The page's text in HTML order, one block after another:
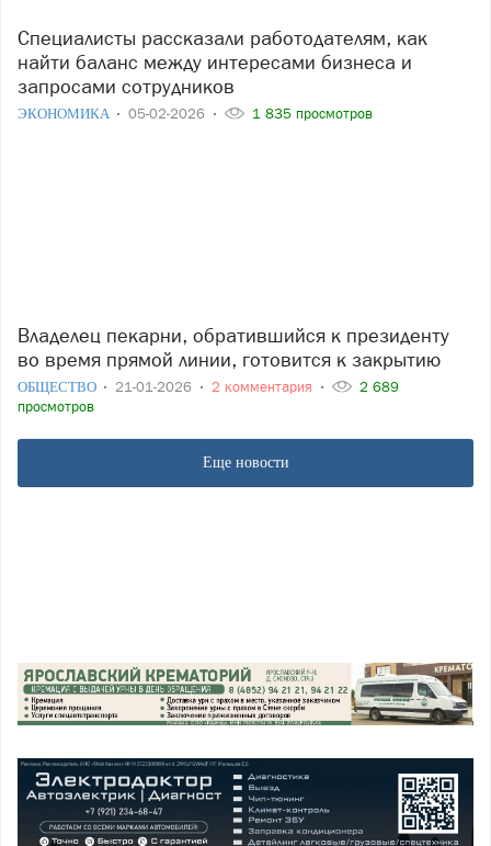
Специалисты рассказали работодателям, как
найти баланс между интересами бизнеса и
запросами сотрудников
ЭКОНОМИКА 05-02-2026 1 835 просмотров
Владелец пекарни, обратившийся к президенту
во время прямой линии, готовится к закрытию
ОБЩЕСТВО 21-01-2026 2 комментария
2 689
просмотров
Еще новости